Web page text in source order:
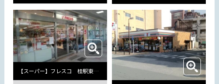
【スーパー】フレスコ 桂駅東口店まで433m